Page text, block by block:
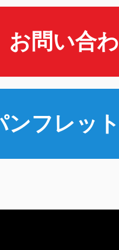
お問い合
ンフレッ